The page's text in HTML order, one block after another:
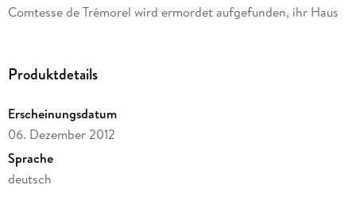
Comtesse de Trémorel wird ermordet aufgefunden, ihr Haus
zweifelsfrei. Ein Sündenbock ist schnell gefunden, doch wo
ist das Motiv? Monsieur Lecoq kommt aus Paris zu Hilfe. . .
Produktdetails
Erscheinungsdatum
06. Dezember 2012
Sprache
deutsch